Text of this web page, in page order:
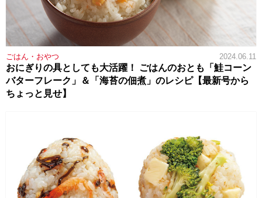
ごはん・おやつ 2024.06.11
おにぎりの具としても大活躍！ ごはんのおとも「鮭コーン
バターフレーク」＆「海苔の佃煮」のレシピ【最新号から
ちょっと見せ】